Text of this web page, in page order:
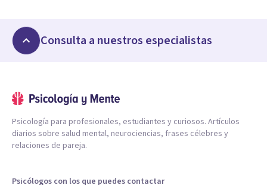
Consulta a nuestros especialistas
Psicología para profesionales, estudiantes y curiosos. Artículos
diarios sobre salud mental, neurociencias, frases célebres y
relaciones de pareja.
Psicólogos con los que puedes contactar